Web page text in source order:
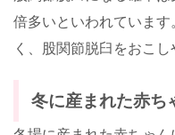
倍多いといわれていま
く、股関節脱臼をおこし
冬に産まれた赤ち